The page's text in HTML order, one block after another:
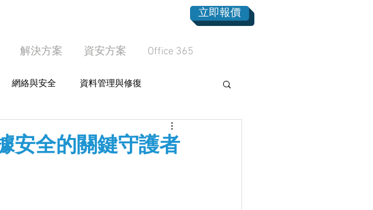
立即報價
解決方案 資安方案 Office 365
網絡與安全 資料管理與修復
安全的關鍵守護者